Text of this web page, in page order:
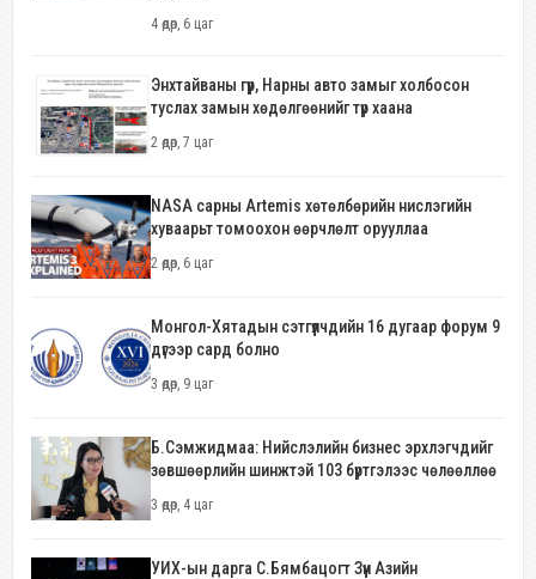
4 өдөр, 6 цаг
Энхтайваны гүүр, Нарны авто замыг холбосон
туслах замын хөдөлгөөнийг түр хаана
2 өдөр, 7 цаг
NASA сарны Artemis хөтөлбөрийн нислэгийн
хуваарьт томоохон өөрчлөлт орууллаа
2 өдөр, 6 цаг
Монгол-Хятадын сэтгүүлчдийн 16 дугаар форум 9
дүгээр сард болно
3 өдөр, 9 цаг
Б.Сэмжидмаа: Нийслэлийн бизнес эрхлэгчдийг
зөвшөөрлийн шинжтэй 103 бүртгэлээс чөлөөллөө
3 өдөр, 4 цаг
УИХ-ын дарга С.Бямбацогт Зүүн Азийн